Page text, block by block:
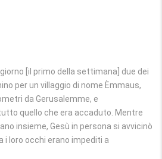
[il primo della settimana] due dei
per un villaggio di nome Èmmaus,
da Gerusalemme, e
quello che era accaduto. Mentre
insieme, Gesù in persona si avvicinò
i loro occhi erano impediti a